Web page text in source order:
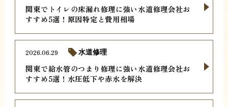
関東でトイレの床漏れ修理に強い水道修理会社お
すすめ5選！原因特定と費用相場
関東で給水管のつまり修理に強い水道修理会社お
すすめ5選！水圧低下や赤水を解決
2026.06.29 水道修理